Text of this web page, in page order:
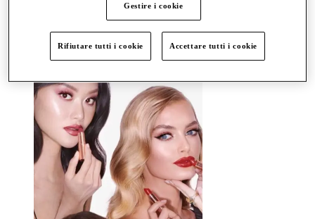
Gestire i cookie
Rifiutare tutti i cookie Accettare tutti i cookie